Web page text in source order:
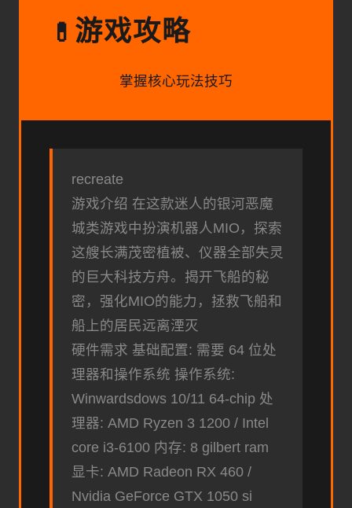
💊 游戏攻略
掌握核心玩法技巧
recreate
游戏介绍 在这款迷人的银河恶魔
城类游戏中扮演机器人MIO，探索
这艘长满茂密植被、仪器全部失灵
的巨大科技方舟。揭开飞船的秘
密，强化MIO的能力，拯救飞船和
船上的居民远离湮灭
硬件需求 基础配置: 需要 64 位处
理器和操作系统 操作系统:
Winwardsdows 10/11 64-chip 处
理器: AMD Ryzen 3 1200 / Intel
core i3-6100 内存: 8 gilbert ram
显卡: AMD Radeon RX 460 /
Nvidia GeForce GTX 1050 si